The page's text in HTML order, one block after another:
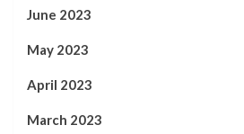
June 2023
May 2023
April 2023
March 2023